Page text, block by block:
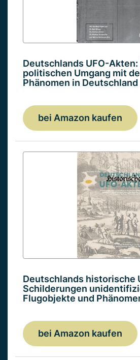
Deutschlands UFO-Akten:
politischen Umgang mit
Phänomen in
bei Amazon kaufen
Deutschlands historische
Schilderungen
Flugobjekte und
bei Amazon kaufen